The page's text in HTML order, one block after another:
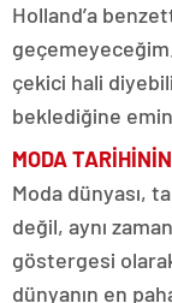
Holland’a
çekici hali
beklediğine
MODA TARİHİNİN
Moda dünyası,
değil, aynı
göstergesi
dünyanın en